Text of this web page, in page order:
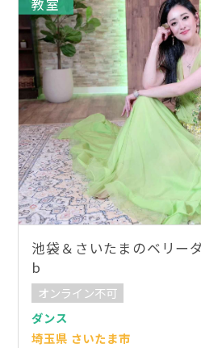
教室
池袋＆さいたまのベリー
b
オンライン不可
ダンス
埼玉県 さいたま市